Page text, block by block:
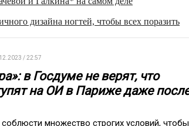
дизайна ногтей, чтобы всех поразить
/ 22:57
в Госдуме не верят, что
на ОИ в Париже даже
множество строгих условий, чтобы